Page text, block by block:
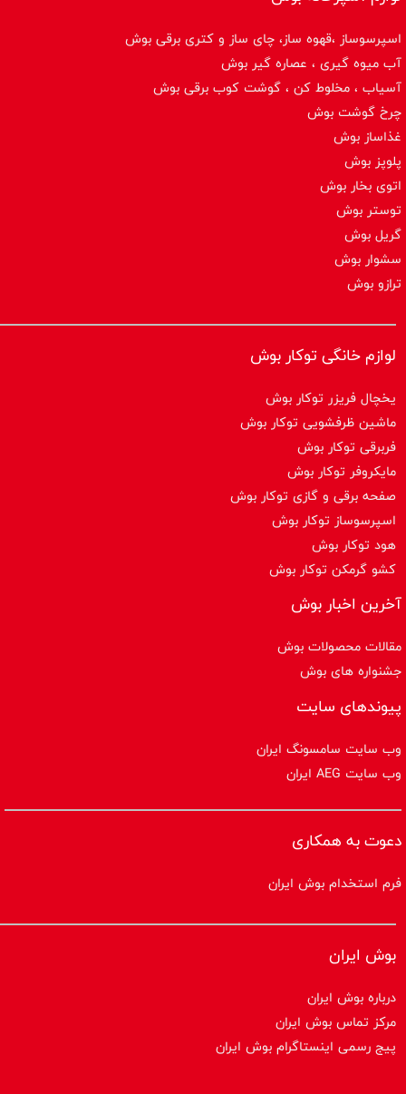
اسپرسوساز ،قهوه ساز، چای ساز و کتری برقی بوش
آب میوه گیری ، عصاره گیر بوش
آسیاب ، مخلوط کن ، گوشت کوب برقی بوش
چرخ گوشت بوش
غذاساز بوش
پلوپز بوش
اتوی بخار بوش
توستر بوش
گریل بوش
سشوار بوش
ترازو بوش
لوازم خانگی توکار بوش
یخچال فریزر توکار بوش
ماشین ظرفشویی توکار بوش
فربرقی توکار بوش
مایکروفر توکار بوش
صفحه برقی و گازی توکار بوش
اسپرسوساز توكار بوش
هود توکار بوش
کشو گرمکن توکار بوش
آخرین اخبار بوش
مقالات محصولات بوش
جشنواره های بوش
پیوندهای سایت
وب سایت سامسونگ ایران
وب سایت AEG ایران
دعوت به همکاری
فرم استخدام بوش ایران
بوش ایران
درباره بوش ایران
مرکز تماس بوش ایران
پیج رسمی اینستاگرام بوش ایران